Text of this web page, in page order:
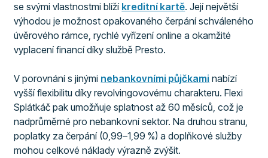
se svými vlastnostmi blíží kreditní kartě. Její největší
výhodou je možnost opakovaného čerpání schváleného
úvěrového rámce, rychlé vyřízení online a okamžité
vyplacení financí díky službě Presto.
V porovnání s jinými nebankovními půjčkami nabízí
vyšší flexibilitu díky revolvingovovému charakteru. Flexi
Splátkáč pak umožňuje splatnost až 60 měsíců, což je
nadprůměrné pro nebankovní sektor. Na druhou stranu,
poplatky za čerpání (0,99–1,99 %) a doplňkové služby
mohou celkové náklady výrazně zvýšit.